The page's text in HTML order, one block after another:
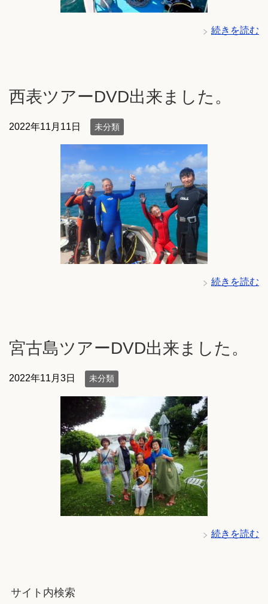
続きを読む
西表ツアーDVD出来ました。
2022年11月11日 未分類
続きを読む
宮古島ツアーDVD出来ました。
2022年11月3日 未分類
続きを読む
サイト内検索